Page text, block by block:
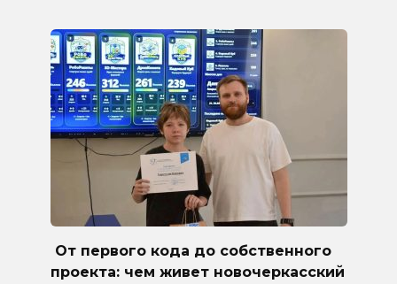
От первого кода до собственного
проекта: чем живет новочеркасский